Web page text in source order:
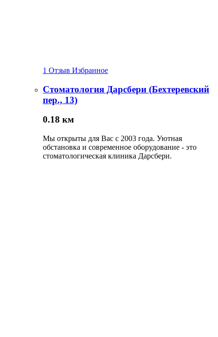
1 Отзыв Избранное
Стоматология Дарсбери (Бехтеревский
пер., 13)
0.18 км
Мы открыты для Вас с 2003 года. Уютная
обстановка и современное оборудование - это
стоматологическая клиника Дарсбери.